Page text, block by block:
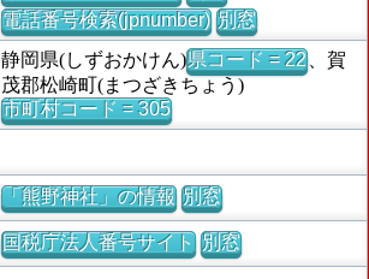
電話番号検索(jpnumber) 別窓
静岡県(しずおかけん)県コード = 22、賀
茂郡松崎町(まつざきちょう)
市町村コード = 305
「熊野神社」の情報 別窓
国税庁法人番号サイト 別窓